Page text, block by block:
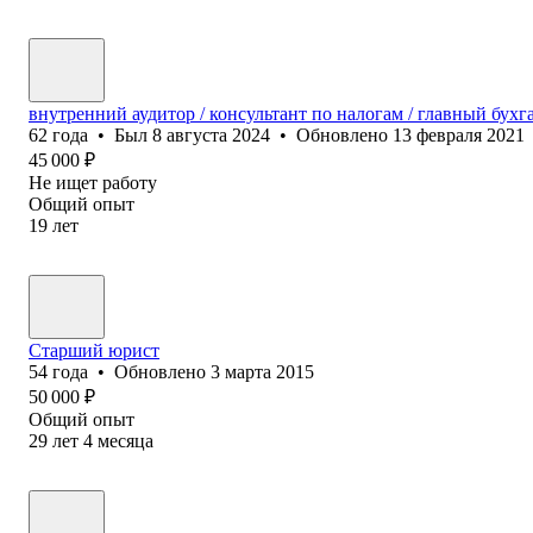
внутренний аудитор / консультант по налогам / главный
62 года • Был 8 августа 2024 • Обновлено 13 февраля 2021
45 000 ₽
Не ищет работу
Общий опыт
19 лет
Старший юрист
54 года • Обновлено 3 марта 2015
50 000 ₽
Общий опыт
29 лет 4 месяца